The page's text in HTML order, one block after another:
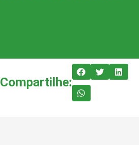
Compartilhe: